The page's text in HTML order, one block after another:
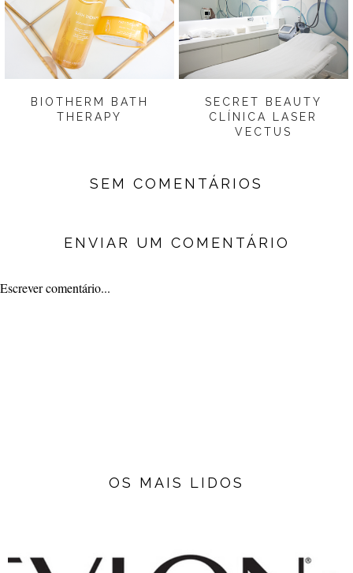
BIOTHERM BATH
THERAPY
SECRET BEAUTY
CLÍNICA LASER
VECTUS
SEM COMENTÁRIOS
ENVIAR UM COMENTÁRIO
Escrever comentário...
OS MAIS LIDOS